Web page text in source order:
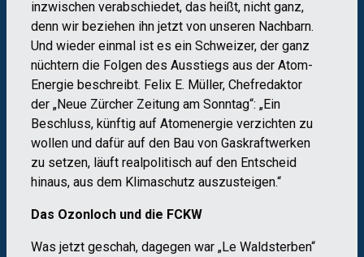
inzwischen verabschiedet, das heißt, nicht ganz,
denn wir beziehen ihn jetzt von unseren Nachbarn.
Und wieder einmal ist es ein Schweizer, der ganz
nüchtern die Folgen des Ausstiegs aus der Atom-
Energie beschreibt. Felix E. Müller, Chefredaktor
der „Neue Zürcher Zeitung am Sonntag“: „Ein
Beschluss, künftig auf Atomenergie verzichten zu
wollen und dafür auf den Bau von Gaskraftwerken
zu setzen, läuft realpolitisch auf den Entscheid
hinaus, aus dem Klimaschutz auszusteigen.“
Das Ozonloch und die FCKW
Was jetzt geschah, dagegen war „Le Waldsterben“